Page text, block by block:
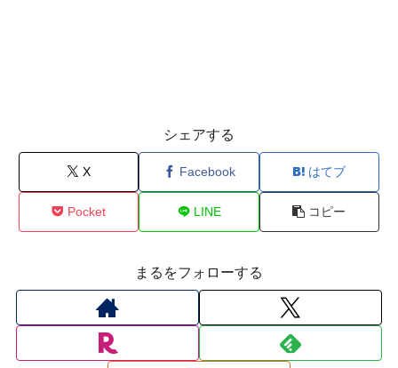
シェアする
X Facebook はてブ
Pocket LINE コピー
まるをフォローする